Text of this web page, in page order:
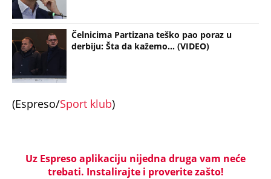
Čelnicima Partizana teško pao poraz u
derbiju: Šta da kažemo... (VIDEO)
(Espreso/Sport klub)
Uz Espreso aplikaciju nijedna druga vam neće
trebati. Instalirajte i proverite zašto!